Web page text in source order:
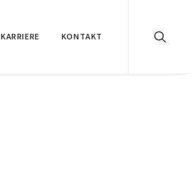
KARRIERE KONTAKT